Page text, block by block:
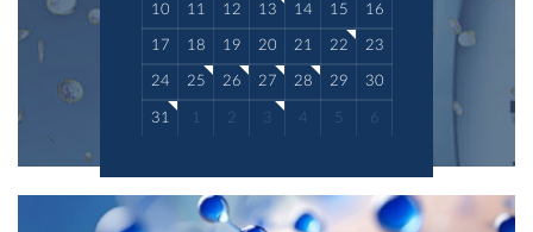
10 11 12 13 14 15 16
17 18 19 20 21 22 23
24 25 26 27 28 29 30
31 1 2 3 4 5 6